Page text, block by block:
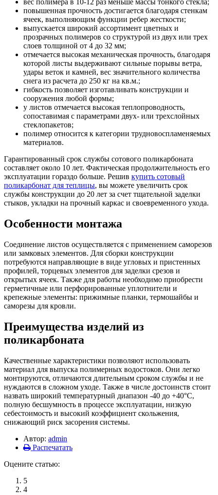
вес полимера в 10-12 раз меньше массы тонкого стекла;
повышенная прочность достигается благодаря стенкам
ячеек, выполняющим функции ребер жесткости;
выпускается широкий ассортимент цветных и
прозрачных полимеров со структурой из двух или трех
слоев толщиной от 4 до 32 мм;
отмечается высокая механическая прочность, благодаря
которой листы выдерживают сильные порывы ветра,
удары веток и камней, вес значительного количества
снега из расчета до 250 кг на кв.м.;
гибкость позволяет изготавливать конструкции и
сооружения любой формы;
у листов отмечается высокая теплопроводность,
сопоставимая с параметрами двух- или трехслойных
стеклопакетов;
полимер относится к категории трудновоспламеняемых
материалов.
Гарантированный срок службы сотового поликарбоната
составляет около 10 лет. Фактическая продолжительность его
эксплуатации гораздо больше. Решив купить сотовый
поликарбонат для теплицы, вы можете увеличить срок
службы конструкции до 20 лет за счет тщательной заделки
стыков, укладки на прочный каркас и своевременного ухода.
Особенности монтажа
Соединение листов осуществляется с применением саморезов
или замковых элементов. Для сборки конструкции
потребуются направляющие в виде угловых и пристенных
профилей, торцевых элементов для заделки срезов и
открытых ячеек. Также для работы необходимо приобрести
герметичные или перфорированные уплотнители и
крепежные элементы: прижимные планки, термошайбы и
саморезы для кровли.
Преимущества изделий из
поликарбоната
Качественные характеристики позволяют использовать
материал для выпуска полимерных водостоков. Они легко
монтируются, отличаются длительным сроком службы и не
нуждаются в сложном уходе. Также в числе достоинств стоит
назвать широкий температурный диапазон -40 до +40°С,
полную бесшумность в процессе эксплуатации, низкую
себестоимость и высокий коэффициент скольжения,
снижающий риск засорения системы.
Автор: admin
Распечатать
Оцените статью:
5
4